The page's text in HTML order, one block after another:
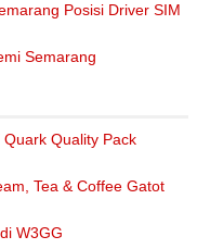
Posisi Driver SIM
Semarang
Quality Pack
Tea & Coffee Gatot
W3GG